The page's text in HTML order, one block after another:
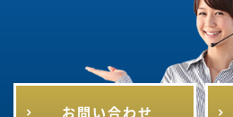
お問い合わせ